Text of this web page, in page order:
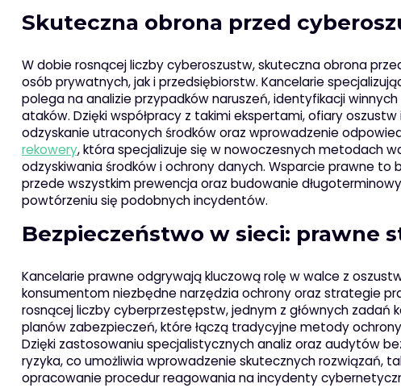
Skuteczna obrona przed
W dobie rosnącej liczby cyberoszustw, skuteczna obrona
osób prywatnych, jak i przedsiębiorstw. Kancelarie
polega na analizie przypadków naruszeń, identyfikacji
ataków. Dzięki współpracy z takimi ekspertami, ofiary
odzyskanie utraconych środków oraz wprowadzenie
rekowery, która specjalizuje się w nowoczesnych metodach
odzyskiwania środków i ochrony danych. Wsparcie prawne
przede wszystkim prewencja oraz budowanie
powtórzeniu się podobnych incydentów.
Bezpieczeństwo w sieci: prawne
Kancelarie prawne odgrywają kluczową rolę w walce z
konsumentom niezbędne narzędzia ochrony oraz strategie
rosnącej liczby cyberprzestępstw, jednym z głównych
planów zabezpieczeń, które łączą tradycyjne metody
Dzięki zastosowaniu specjalistycznych analiz oraz audytów
ryzyka, co umożliwia wprowadzenie skutecznych rozwiązań,
opracowanie procedur reagowania na incydenty